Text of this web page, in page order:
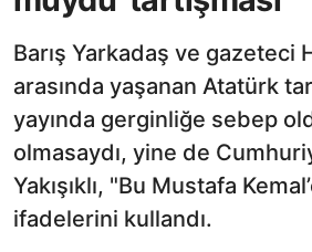
Barış Yarkadaş ve gazeteci
arasında yaşanan Atatürk
yayında gerginliğe sebep
olmasaydı, yine de
Yakışıklı, "Bu Mustafa
ifadelerini kullandı.